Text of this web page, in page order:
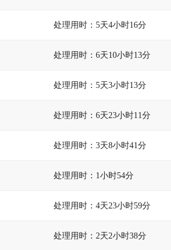
处理用时：5天4小时16分
处理用时：6天10小时13分
处理用时：5天3小时13分
处理用时：6天23小时11分
处理用时：3天8小时41分
处理用时：1小时54分
处理用时：4天23小时59分
处理用时：2天2小时38分